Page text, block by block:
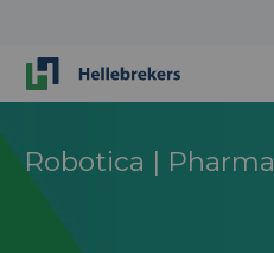
Robotica | Pharma